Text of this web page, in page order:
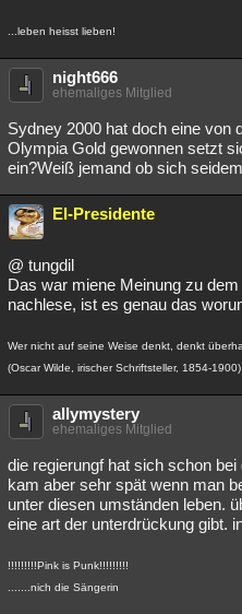
...leben heisst lieben!
night666
ehemaliges Mitglied
Sydney 2000 hat doch eine von
Olympia Gold gewonnen setzt
ein?Weiß jemand ob sich
El-Presidente
@ tungdil
Das war miene Meinung zu
nachlese, ist es genau das
Wer nicht auf seine Weise denkt, denkt
(Oscar Wilde, irischer Schriftsteller, 1854-1900)
allymystery
ehemaliges Mitglied
die regierungf hat sich schon
kam aber sehr spät wenn man
unter diesen umständen leben.
eine art der unterdrückung gibt.
!!!!!!!!!Pink is Punk!!!!!!!!!
.......nich die Sängerin